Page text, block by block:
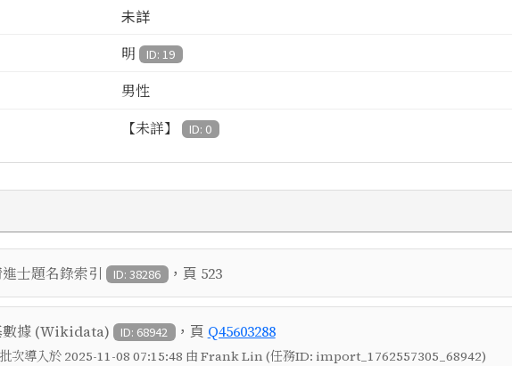
未詳
明 ID: 19
男性
【未詳】 ID: 0
士題名錄索引 ID: 38286 ，頁 523
數據 (Wikidata) ID: 68942 ，頁 Q45603288
批次導入於 2025-11-08 07:15:48 由 Frank Lin (任務ID: import_1762557305_68942)